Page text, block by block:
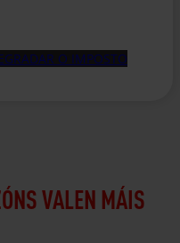
O IMPOSTO
VALEN MÁIS